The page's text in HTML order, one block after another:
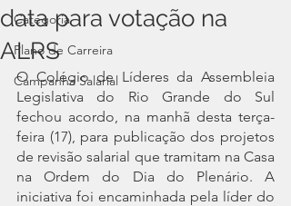
Categoria
Plano de Carreira
Campanha Salarial
data para votação na
ALRS
O Colégio de Líderes da Assembleia
Legislativa do Rio Grande do Sul
fechou acordo, na manhã desta terça-
feira (17), para publicação dos projetos
de revisão salarial que tramitam na Casa
na Ordem do Dia do Plenário. A
iniciativa foi encaminhada pela líder do